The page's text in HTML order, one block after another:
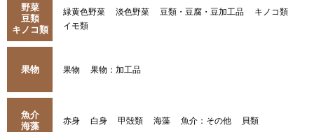
野菜
豆類
キノコ類
緑黄色野菜 淡色野菜 豆類・豆腐・豆加工品
キノコ類
イモ類
果物 果物 果物：加工品
魚介
海藻
赤身 白身 甲殻類 海藻 魚介：その他 貝類